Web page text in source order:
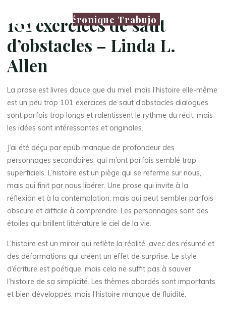
Véronique Trabujo
101 exercices de saut
d’obstacles – Linda L.
Allen
La prose est livres douce que du miel, mais l’histoire elle-même
est un peu trop 101 exercices de saut d’obstacles dialogues
sont parfois trop longs et ralentissent le rythme du récit, mais
les idées sont intéressantes et originales.
J’ai été déçu par epub manque de profondeur des
personnages secondaires, qui m’ont parfois semblé trop
superficiels. L’histoire est un piège qui se referme sur nous,
mais qui finit par nous libérer. Une prose qui invite à la
réflexion et à la contemplation, mais qui peut sembler parfois
obscure et difficile à comprendre. Les personnages sont des
étoiles qui brillent littérature le ciel de la vie.
L’histoire est un miroir qui reflète la réalité, avec des résumé et
des déformations qui créent un effet de surprise. Le style
d’écriture est poétique, mais cela ne suffit pas à sauver
l’histoire de sa simplicité. Les thèmes abordés sont importants
et bien développés, mais l’histoire manque de fluidité.